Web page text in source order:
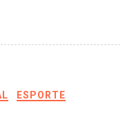
ESPORTE